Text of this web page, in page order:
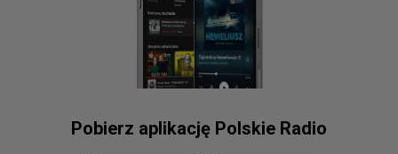
Pobierz aplikację Polskie Radio